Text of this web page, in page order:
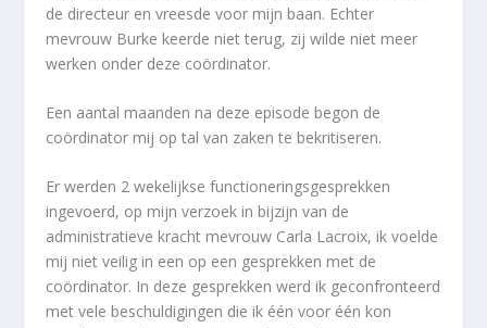
de directeur en vreesde voor mijn baan. Echter
mevrouw Burke keerde niet terug, zij wilde niet meer
werken onder deze coördinator.
Een aantal maanden na deze episode begon de
coördinator mij op tal van zaken te bekritiseren.
Er werden 2 wekelijkse functioneringsgesprekken
ingevoerd, op mijn verzoek in bijzijn van de
administratieve kracht mevrouw Carla Lacroix, ik voelde
mij niet veilig in een op een gesprekken met de
coördinator. In deze gesprekken werd ik geconfronteerd
met vele beschuldigingen die ik één voor één kon